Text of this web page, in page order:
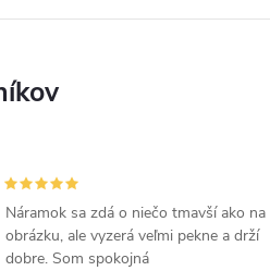
Náramok sa zdá o niečo tmavší ako na
obrázku, ale vyzerá veľmi pekne a drží
dobre. Som spokojná